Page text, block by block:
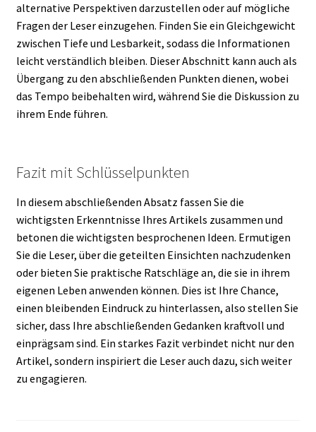
alternative Perspektiven darzustellen oder auf mögliche
Fragen der Leser einzugehen. Finden Sie ein Gleichgewicht
zwischen Tiefe und Lesbarkeit, sodass die Informationen
leicht verständlich bleiben. Dieser Abschnitt kann auch als
Übergang zu den abschließenden Punkten dienen, wobei
das Tempo beibehalten wird, während Sie die Diskussion zu
ihrem Ende führen.
Fazit mit Schlüsselpunkten
In diesem abschließenden Absatz fassen Sie die
wichtigsten Erkenntnisse Ihres Artikels zusammen und
betonen die wichtigsten besprochenen Ideen. Ermutigen
Sie die Leser, über die geteilten Einsichten nachzudenken
oder bieten Sie praktische Ratschläge an, die sie in ihrem
eigenen Leben anwenden können. Dies ist Ihre Chance,
einen bleibenden Eindruck zu hinterlassen, also stellen Sie
sicher, dass Ihre abschließenden Gedanken kraftvoll und
einprägsam sind. Ein starkes Fazit verbindet nicht nur den
Artikel, sondern inspiriert die Leser auch dazu, sich weiter
zu engagieren.